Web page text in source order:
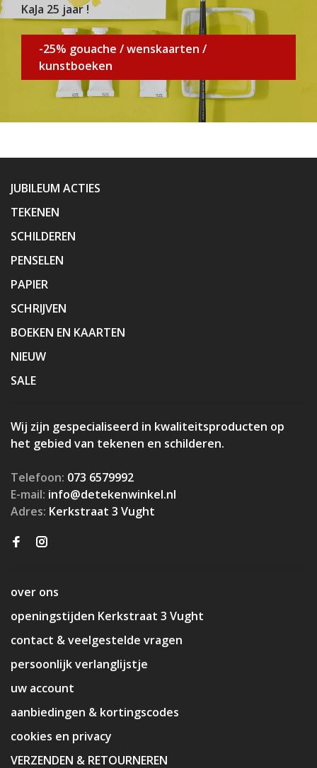
KaJa 25 jaar !
-25% gouache / wenskaarten /
kunstboeken
JUBILEUM ACTIES
TEKENEN
SCHILDEREN
PENSELEN
PAPIER
SCHRIJVEN
BOEKEN EN KAARTEN
NIEUW
SALE
Wij zijn gespecialiseerd in kwaliteitsproducten op
het gebied van tekenen en schilderen.
Telefoon: 073 6579992
E-mail: info@detekenwinkel.nl
Adres: Kerkstraat 3 Vught
over ons
openingstijden Kerkstraat 3 Vught
contact & veelgestelde vragen
persoonlijk verlanglijstje
uw account
aanbiedingen & kortingscodes
cookies en privacy
VERZENDEN & RETOURNEREN